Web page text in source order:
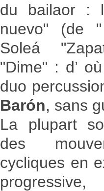
du bailaor :
nuevo" (de
Soleá
"Dime" : d’
duo
Barón, sans
La plupart
des
cycliques en